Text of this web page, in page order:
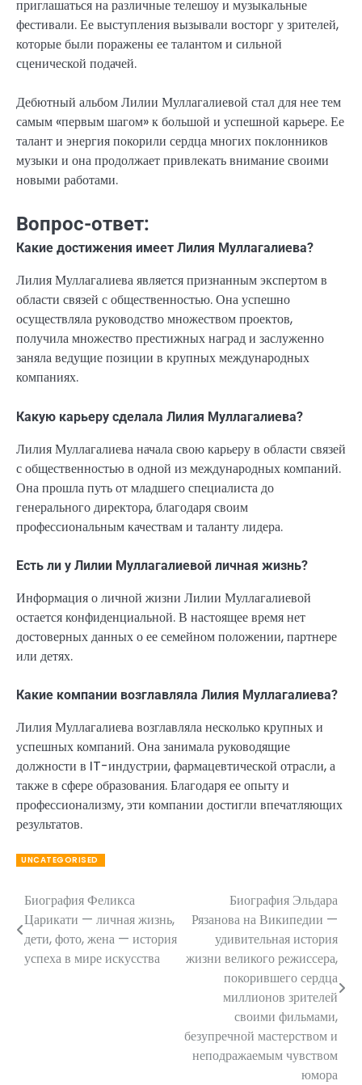
приглашаться на различные телешоу и музыкальные
фестивали. Ее выступления вызывали восторг у зрителей,
которые были поражены ее талантом и сильной
сценической подачей.
Дебютный альбом Лилии Муллагалиевой стал для нее тем
самым «первым шагом» к большой и успешной карьере. Ее
талант и энергия покорили сердца многих поклонников
музыки и она продолжает привлекать внимание своими
новыми работами.
Вопрос-ответ:
Какие достижения имеет Лилия Муллагалиева?
Лилия Муллагалиева является признанным экспертом в
области связей с общественностью. Она успешно
осуществляла руководство множеством проектов,
получила множество престижных наград и заслуженно
заняла ведущие позиции в крупных международных
компаниях.
Какую карьеру сделала Лилия Муллагалиева?
Лилия Муллагалиева начала свою карьеру в области связей
с общественностью в одной из международных компаний.
Она прошла путь от младшего специалиста до
генерального директора, благодаря своим
профессиональным качествам и таланту лидера.
Есть ли у Лилии Муллагалиевой личная жизнь?
Информация о личной жизни Лилии Муллагалиевой
остается конфиденциальной. В настоящее время нет
достоверных данных о ее семейном положении, партнере
или детях.
Какие компании возглавляла Лилия Муллагалиева?
Лилия Муллагалиева возглавляла несколько крупных и
успешных компаний. Она занимала руководящие
должности в IT-индустрии, фармацевтической отрасли, а
также в сфере образования. Благодаря ее опыту и
профессионализму, эти компании достигли впечатляющих
результатов.
UNCATEGORISED
Навигация
по
записям
Биография Феликса
Царикати — личная жизнь,
дети, фото, жена — история
успеха в мире искусства
Биография Эльдара
Рязанова на Википедии —
удивительная история
жизни великого режиссера,
покорившего сердца
миллионов зрителей
своими фильмами,
безупречной мастерством и
неподражаемым чувством
юмора